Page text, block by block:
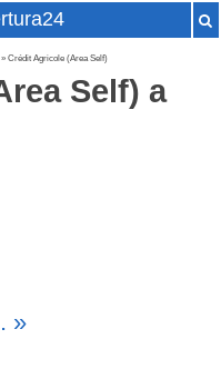
» Crédit Agricole (Area Self)
Self) a
»